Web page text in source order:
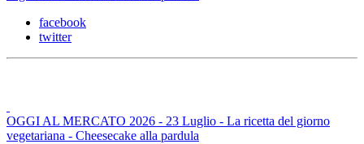
facebook
twitter
OGGI AL MERCATO 2026 - 23 Luglio - La ricetta del giorno
vegetariana - Cheesecake alla pardula